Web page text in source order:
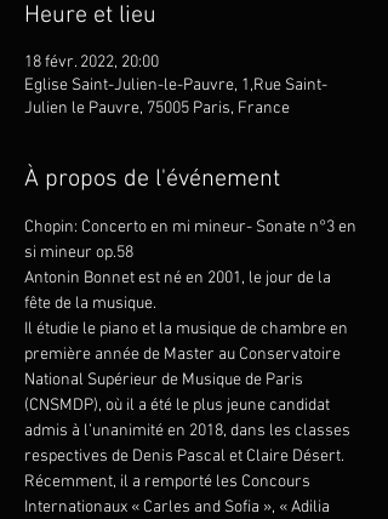
Heure et lieu
18 févr. 2022, 20:00
Eglise Saint-Julien-le-Pauvre, 1,Rue Saint-
Julien le Pauvre, 75005 Paris, France
À propos de l'événement
Chopin: Concerto en mi mineur- Sonate n°3 en
si mineur op.58
Antonin Bonnet est né en 2001, le jour de la
fête de la musique.
Il étudie le piano et la musique de chambre en
première année de Master au Conservatoire
National Supérieur de Musique de Paris
(CNSMDP), où il a été le plus jeune candidat
admis à l’unanimité en 2018, dans les classes
respectives de Denis Pascal et Claire Désert.
Récemment, il a remporté les Concours
Internationaux « Carles and Sofia », « Adilia